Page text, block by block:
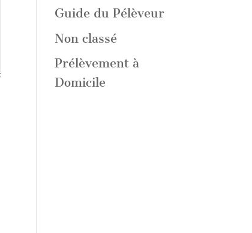
Guide du Pélèveur
Non classé
Prélèvement à
Domicile